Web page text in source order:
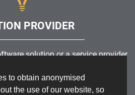
to obtain anonymised
the use of our website, so
PROVIDER
solution or a service provider
GRC, ICS or ISMS?